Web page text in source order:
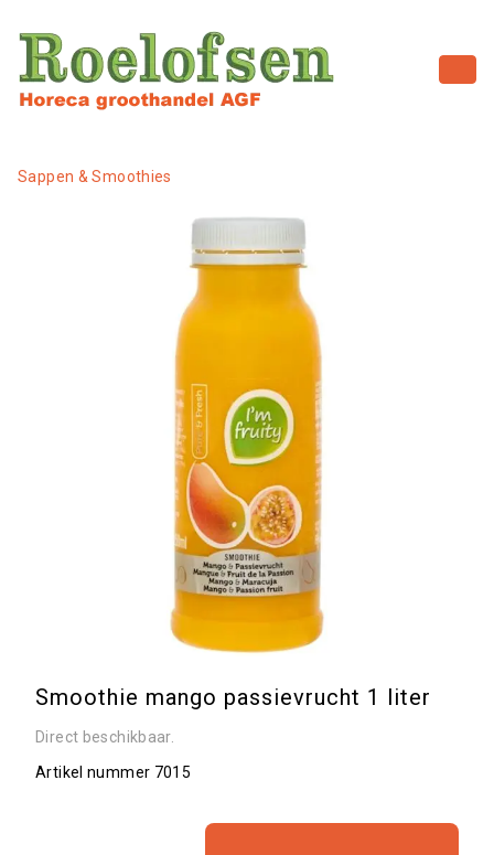
Sappen & Smoothies
Smoothie mango passievrucht 1 liter
Direct beschikbaar.
Artikel nummer 7015